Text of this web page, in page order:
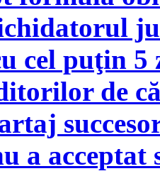
cel puţin
de
a acceptat